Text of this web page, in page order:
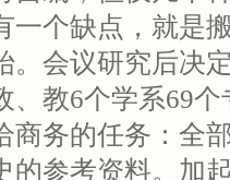
一个缺点，就是
。会议研究后决
、教6个学系69
商务的任务：全
的参考资料。加